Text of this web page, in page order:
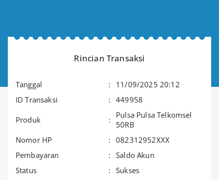
Rincian Transaksi
Tanggal :
11/09/2025 20:12
ID Transaksi
: 449958
Produk :
Pulsa Pulsa Telkomsel
50RB
Nomor HP
:
082312952XXX
Pembayaran
:
Saldo Akun
Status
: Sukses